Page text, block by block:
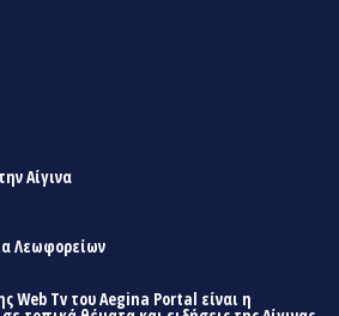
Αίγινα
Λεωφορείων
Web Tv του Aegina Portal είναι η